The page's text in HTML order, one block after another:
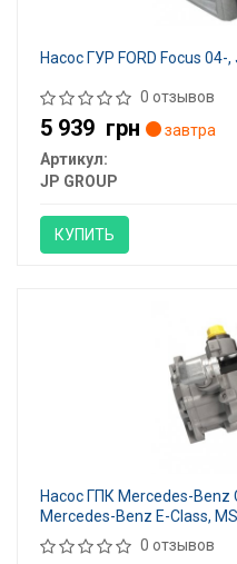
Насос ГУР FORD Focus 04-
0 отзывов
5 939 грн
завтра
Артикул:
JP GROUP
КУПИТЬ
Насос ГПК Mercedes-Benz
Mercedes-Benz E-Class,
0 отзывов